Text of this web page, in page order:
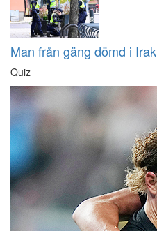
Man från gäng dömd i Irak
Quiz